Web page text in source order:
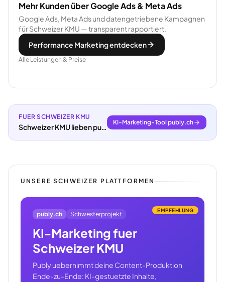
Mehr Kunden über Google Ads & Meta Ads
Google Ads, Meta Ads und datengetriebene Kampagnen
für Schweizer KMU — transparent rapportiert.
Performance Marketing entdecken
Alle Leistungen & Preise
FUER SCHWEIZER KMU
Schweizer KMU lieben publy.ch.
KI-Marketing-Tool publy.ch
UNSERE SCHWEIZER PLATTFORMEN
EMPFEHLUNG
publy.ch Schwesterprojekt
KI-Marketing fuer
Schweizer KMU
Publy uebernimmt deine Content-Produktion
Ende-zu-Ende: KI-gestuetzte Inhalte,